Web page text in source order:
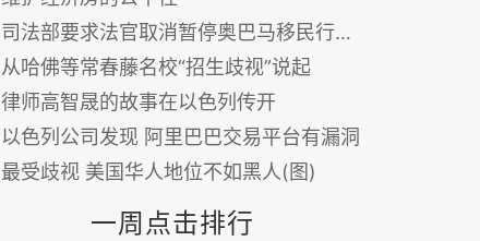
司法部要求法官取消暂停奥巴马移民行政命令的决定
从哈佛等常春藤名校“招生歧视”说起
律师高智晟的故事在以色列传开
以色列公司发现 阿里巴巴交易平台有漏洞
最受歧视 美国华人地位不如黑人(图)
一周点击排行